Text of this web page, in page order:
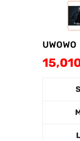
S